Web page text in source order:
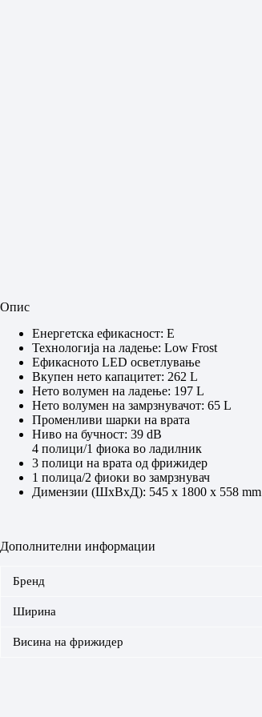
Опис
Енергетска ефикасност: E
Технологија на ладење: Low Frost
Ефикасното LED осветлување
Вкупен нето капацитет: 262 L
Нето волумен на ладење: 197 L
Нето волумен на замрзнувачот: 65 L
Променливи шарки на врата
Ниво на бучност: 39 dB
4 полици/1 фиока во ладилник
3 полици на врата од фрижидер
1 полица/2 фиоки во замрзнувач
Димензии (ШхВхД): 545 x 1800 х 558 mm
Дополнителни информации
Бренд
Ширина
Висина на фрижидер